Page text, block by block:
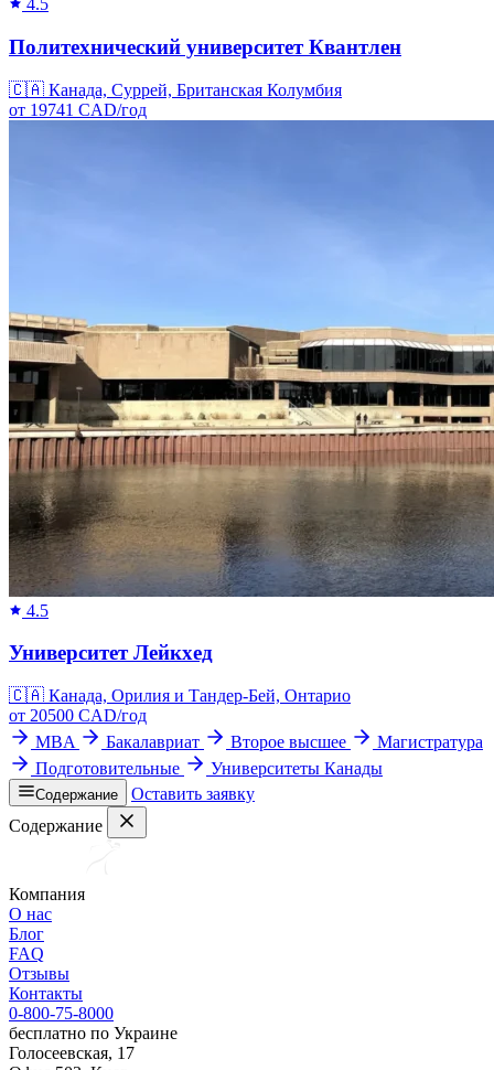
4.5
Политехнический университет Квантлен
🇨🇦 Канада, Суррей, Британская Колумбия
от 19741 CAD/год
4.5
Университет Лейкхед
🇨🇦 Канада, Орилия и Тандер-Бей, Онтарио
от 20500 CAD/год
MBA
Бакалавриат Второе высшее
Магистратура
Подготовительные
Университеты Канады
Содержание
Оставить заявку
Содержание
Компания
О нас
Блог
FAQ
Отзывы
Контакты
0-800-75-8000
бесплатно по Украине
Голосеевская, 17